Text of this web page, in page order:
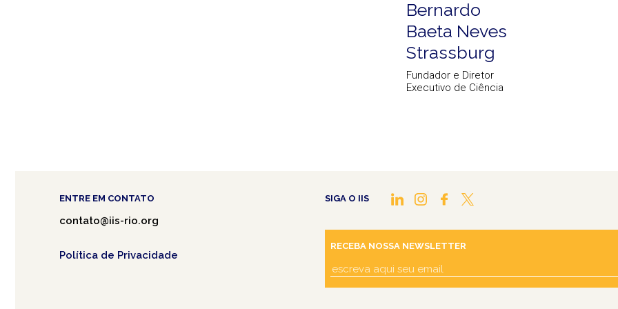
Bernardo
Baeta Neves
Strassburg
Fundador e Diretor
Executivo de Ciência
ENTRE EM CONTATO
contato@iis-rio.org
Política de Privacidade
SIGA O IIS
RECEBA NOSSA NEWSLETTER